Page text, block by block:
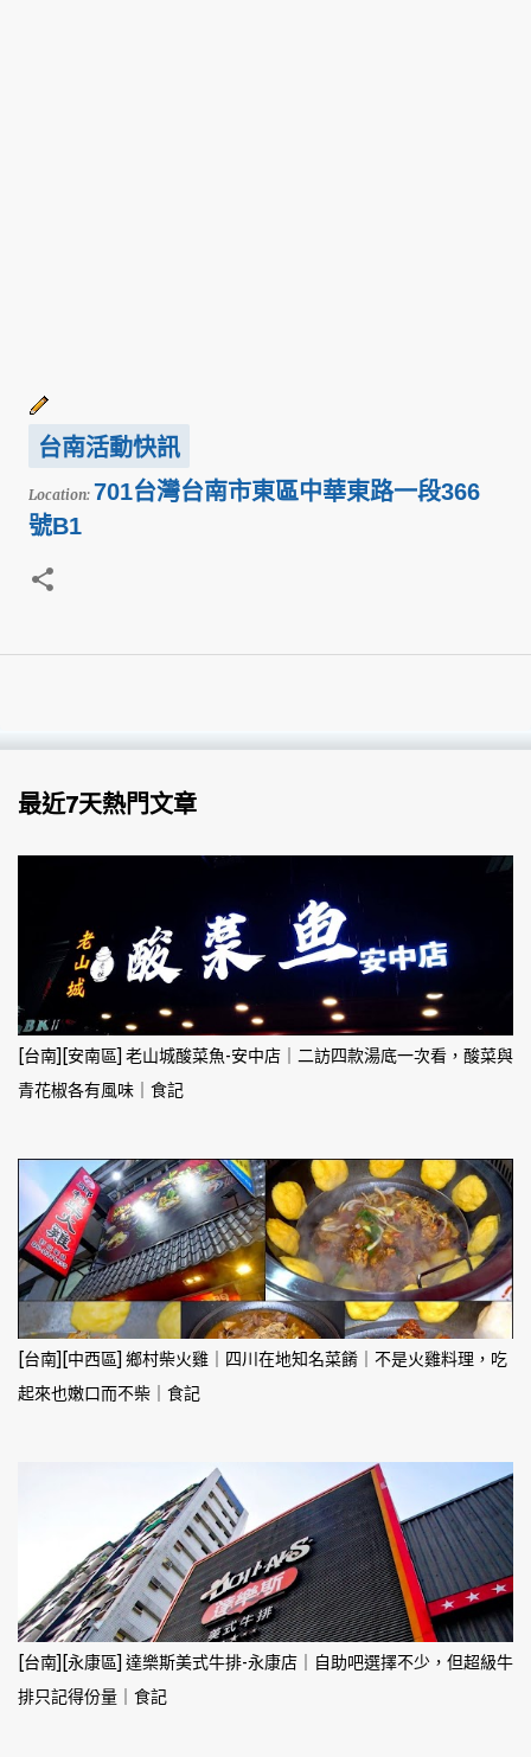
台南活動快訊
Location: 701台灣台南市東區中華東路一段366
號B1
最近7天熱門文章
[台南][安南區] 老山城酸菜魚-安中店｜二訪四款湯底一次看，酸菜與
青花椒各有風味｜食記
[台南][中西區] 鄉村柴火雞｜四川在地知名菜餚｜不是火雞料理，吃
起來也嫩口而不柴｜食記
[台南][永康區] 達樂斯美式牛排-永康店｜自助吧選擇不少，但超級牛
排只記得份量｜食記